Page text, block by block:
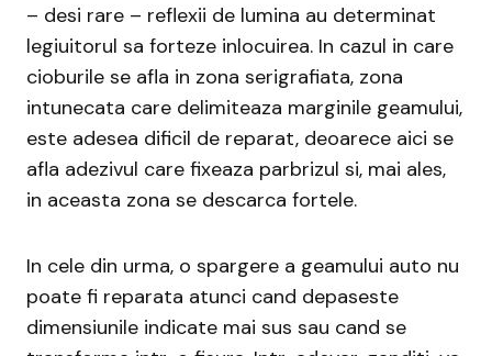
– desi rare – reflexii de lumina au determinat
legiuitorul sa forteze inlocuirea. In cazul in care
cioburile se afla in zona serigrafiata, zona
intunecata care delimiteaza marginile geamului,
este adesea dificil de reparat, deoarece aici se
afla adezivul care fixeaza parbrizul si, mai ales,
in aceasta zona se descarca fortele.
In cele din urma, o spargere a geamului auto nu
poate fi reparata atunci cand depaseste
dimensiunile indicate mai sus sau cand se